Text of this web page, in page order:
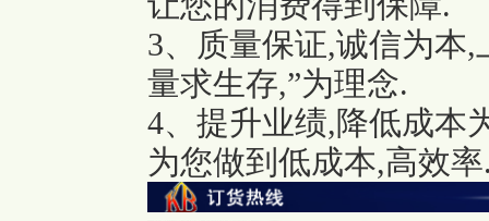
3、质量保证,诚信为本
量求生存,”为理念.
4、提升业绩,降低成本
为您做到低成本,高效